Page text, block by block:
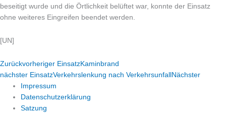
beseitigt wurde und die Örtlichkeit belüftet war, konnte der Einsatz
ohne weiteres Eingreifen beendet werden.
[UN]
Zurückvorheriger EinsatzKaminbrand
nächster EinsatzVerkehrslenkung nach Verkehrsunfall Nächster
Impressum
Datenschutzerklärung
Satzung